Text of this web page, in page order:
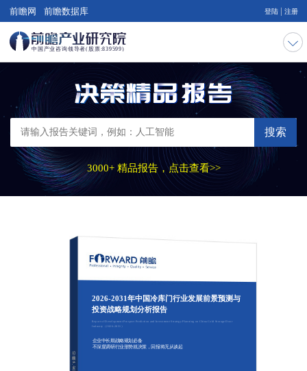
前瞻网 前瞻数据库 登陆 注册
搜索
3000+ 精品报告，点击查看>>
2026-2031年中国冷库门行业发展前景预测与
投资战略规划分析报告
Report of Development Prospect Prediction and Investment Strategy Planning on China Cold Storage Door
Industry（2026-2031）
企业中长期战略规划必备
不深度调研行业形势就决策，回报将无从谈起